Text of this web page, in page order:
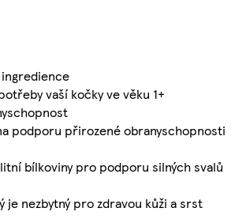
vaší kočky ve věku 1+
podporu přirozené obranyschopnosti
bílkoviny pro podporu silných svalů
je nezbytný pro zdravou kůži a srst